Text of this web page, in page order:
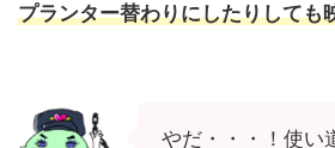
プランター替わりにしたりしても
やだ・・・！使い